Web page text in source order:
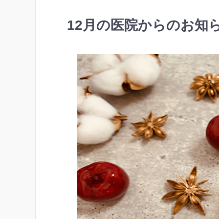
12月の医院からのお知